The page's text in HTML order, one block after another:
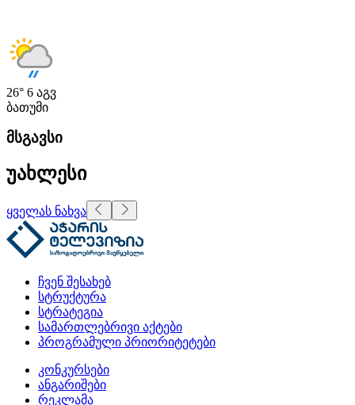
26° 6 აგვ
ბათუმი
მსგავსი
უახლესი
ყველას ნახვა
ჩვენ შესახებ
სტრუქტურა
სტრატეგია
სამართლებრივი აქტები
პროგრამული პრიორიტეტები
კონკურსები
ანგარიშები
რეკლამა